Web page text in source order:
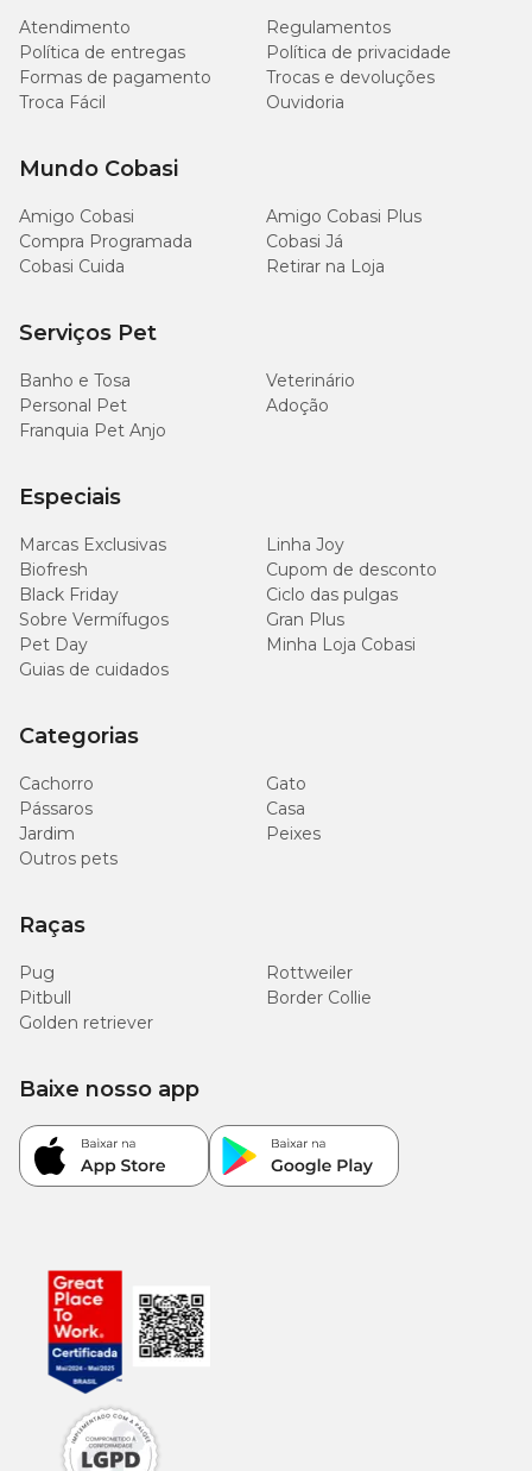
Atendimento
Regulamentos
Política de entregas
Política de privacidade
Formas de pagamento
Trocas e devoluções
Troca Fácil
Ouvidoria
Mundo Cobasi
Amigo Cobasi
Amigo Cobasi Plus
Compra Programada
Cobasi Já
Cobasi Cuida
Retirar na Loja
Serviços Pet
Banho e Tosa
Veterinário
Personal Pet
Adoção
Franquia Pet Anjo
Especiais
Marcas Exclusivas
Linha Joy
Biofresh
Cupom de desconto
Black Friday
Ciclo das pulgas
Sobre Vermífugos
Gran Plus
Pet Day
Minha Loja Cobasi
Guias de cuidados
Categorias
Cachorro
Gato
Pássaros
Casa
Jardim
Peixes
Outros pets
Raças
Pug
Rottweiler
Pitbull
Border Collie
Golden retriever
Baixe nosso app